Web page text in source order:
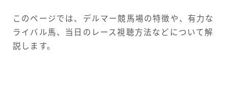
このページでは、デルマー競馬場の特徴や、有力な
ライバル馬、当日のレース視聴方法などについて解
説します。